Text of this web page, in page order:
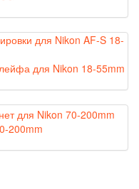
для Nikon 18-55mm
200mm